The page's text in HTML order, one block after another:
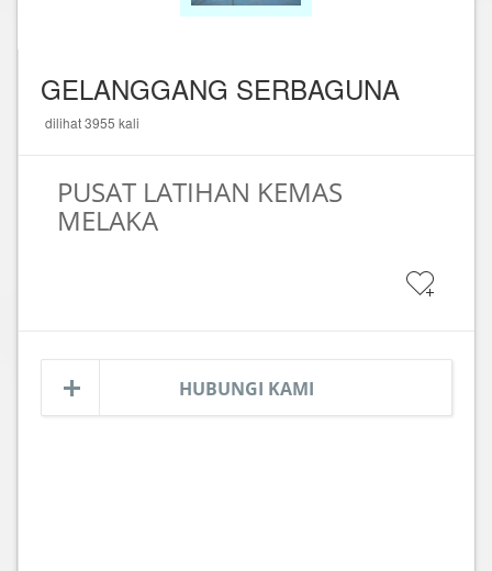
GELANGGANG SERBAGUNA
dilihat 3955 kali
PUSAT LATIHAN KEMAS
MELAKA
HUBUNGI KAMI